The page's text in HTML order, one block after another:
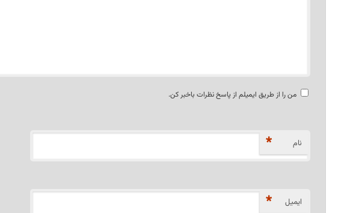
من را از طریق ایمیلم از پاسخ نظرات باخبر کن.
نام *
ایمیل *